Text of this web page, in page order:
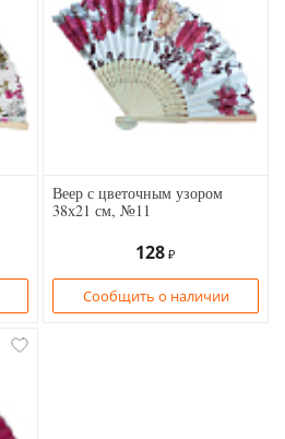
Веер с цветочным узором
38х21 см, №11
128 ₽
Сообщить о наличии